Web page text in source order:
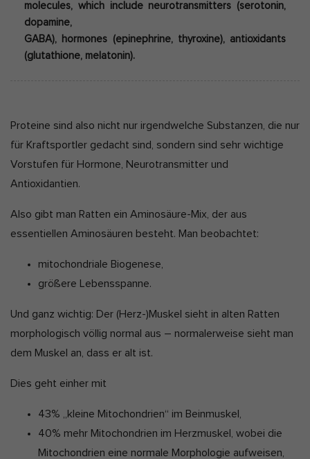
molecules, which include neurotransmitters (serotonin,
dopamine,
GABA), hormones (epinephrine, thyroxine), antioxidants
(glutathione, melatonin).
Proteine sind also nicht nur irgendwelche Substanzen, die nur
für Kraftsportler gedacht sind, sondern sind sehr wichtige
Vorstufen für Hormone, Neurotransmitter und
Antioxidantien.
Also gibt man Ratten ein Aminosäure-Mix, der aus
essentiellen Aminosäuren besteht. Man beobachtet:
mitochondriale Biogenese,
größere Lebensspanne.
Und ganz wichtig: Der (Herz-)Muskel sieht in alten Ratten
morphologisch völlig normal aus – normalerweise sieht man
dem Muskel an, dass er alt ist.
Dies geht einher mit
43% „kleine Mitochondrien“ im Beinmuskel,
40% mehr Mitochondrien im Herzmuskel, wobei die
Mitochondrien eine normale Morphologie aufweisen,